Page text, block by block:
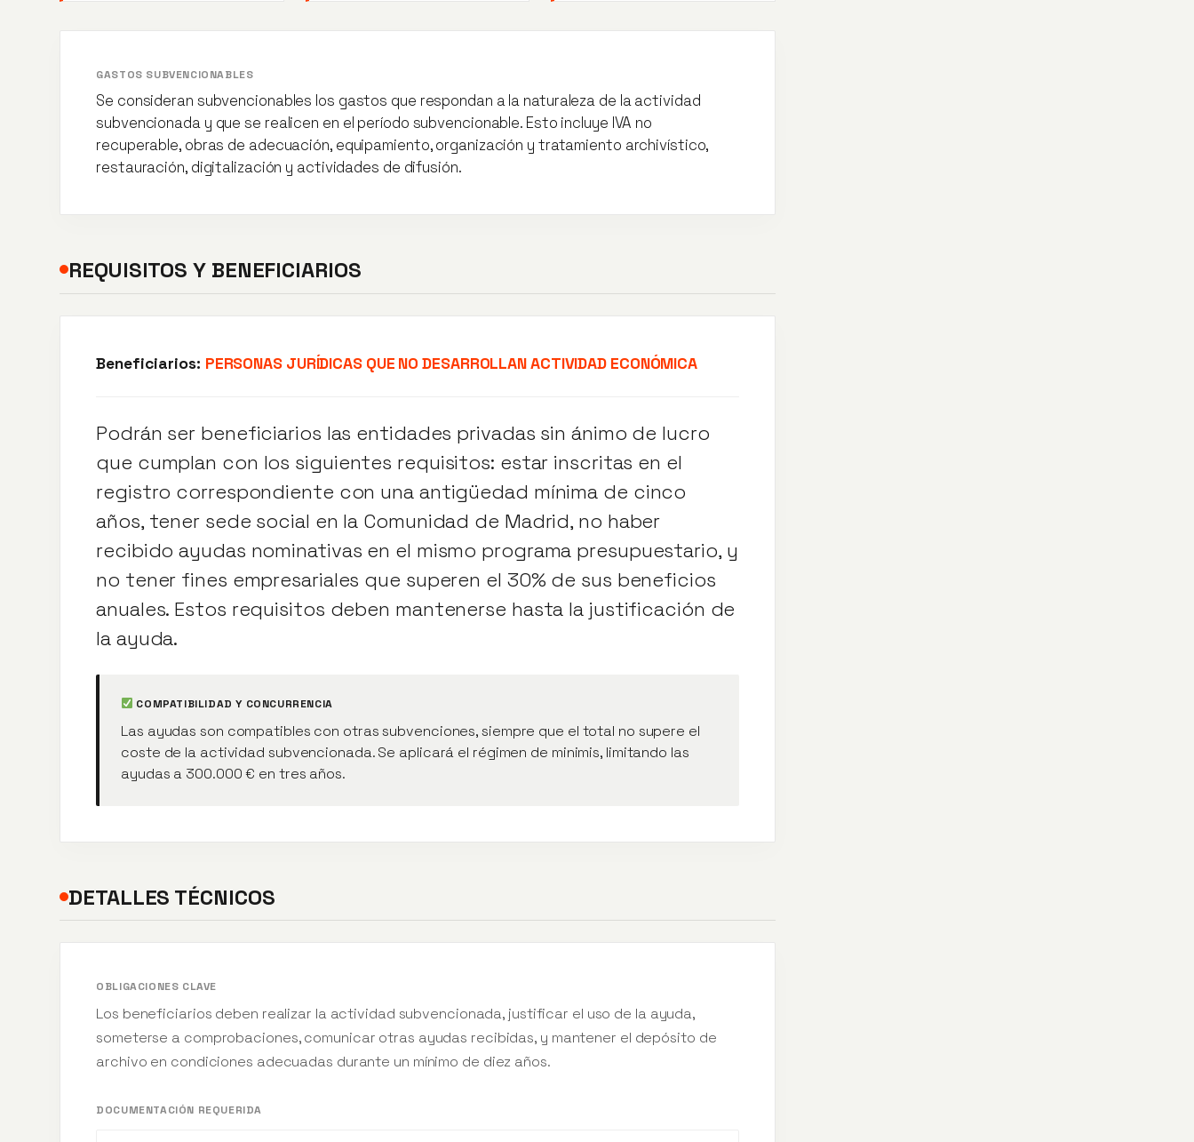
GASTOS SUBVENCIONABLES
Se consideran subvencionables los gastos que respondan a la naturaleza de la actividad
subvencionada y que se realicen en el período subvencionable. Esto incluye IVA no
recuperable, obras de adecuación, equipamiento, organización y tratamiento archivístico,
restauración, digitalización y actividades de difusión.
REQUISITOS Y BENEFICIARIOS
Beneficiarios: PERSONAS JURÍDICAS QUE NO DESARROLLAN ACTIVIDAD ECONÓMICA
Podrán ser beneficiarios las entidades privadas sin ánimo de lucro
que cumplan con los siguientes requisitos: estar inscritas en el
registro correspondiente con una antigüedad mínima de cinco
años, tener sede social en la Comunidad de Madrid, no haber
recibido ayudas nominativas en el mismo programa presupuestario, y
no tener fines empresariales que superen el 30% de sus beneficios
anuales. Estos requisitos deben mantenerse hasta la justificación de
la ayuda.
COMPATIBILIDAD Y CONCURRENCIA
Las ayudas son compatibles con otras subvenciones, siempre que el total no supere el
coste de la actividad subvencionada. Se aplicará el régimen de minimis, limitando las
ayudas a 300.000 € en tres años.
DETALLES TÉCNICOS
OBLIGACIONES CLAVE
Los beneficiarios deben realizar la actividad subvencionada, justificar el uso de la ayuda,
someterse a comprobaciones, comunicar otras ayudas recibidas, y mantener el depósito de
archivo en condiciones adecuadas durante un mínimo de diez años.
DOCUMENTACIÓN REQUERIDA